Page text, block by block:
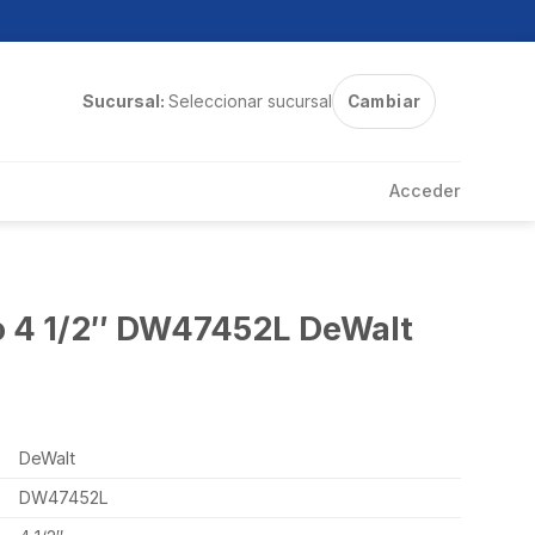
Sucursal: Seleccionar sucursal Cambiar
Acceder
1/2″ DW47452L DeWalt
DeWalt
DW47452L